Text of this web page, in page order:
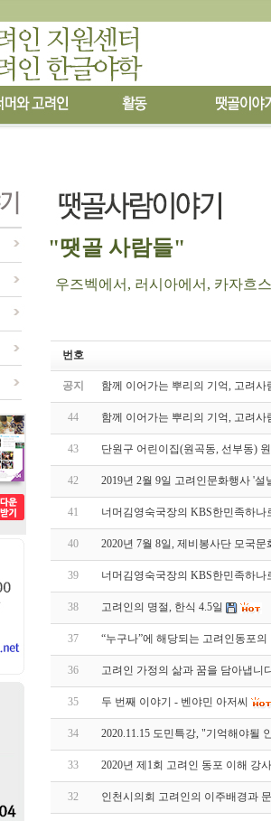
"땟골 사람들"
우즈벡에서, 러시아에서, 카자흐스
번호
공지 함께 이어가는 뿌리의 기억, 고려사
44 함께 이어가는 뿌리의 기억, 고려사
43 단원구 어린이집(원곡동, 선부동)
42 2019년 2월 9일 고려인문화행사 '설
41 너머김영숙국장의 KBS한민족하나
40 2020년 7월 8일, 제비봉사단 모국문
39 너머김영숙국장의 KBS한민족하
38 고려인의 명절, 한식 4.5일
37 “누구나”에 해당되는 고려인동포
36 고려인 가정의 삶과 꿈을 담아냅니
35 두 번째 이야기 - 벤야민 아저씨
34 2020.11.15 도민특강, "기억해야될
33 2020년 제1회 고려인 동포 이해 강
32 인천시의회 고려인의 이주배경과